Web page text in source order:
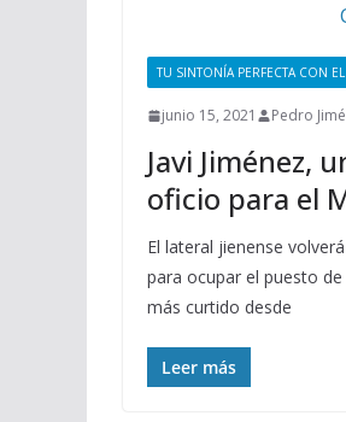
TU SINTONÍA PERFECTA CON
junio 15, 2021 Pedro
Javi Jiménez,
oficio para el
El lateral jienense
para ocupar el puesto
más curtido desde
Leer más